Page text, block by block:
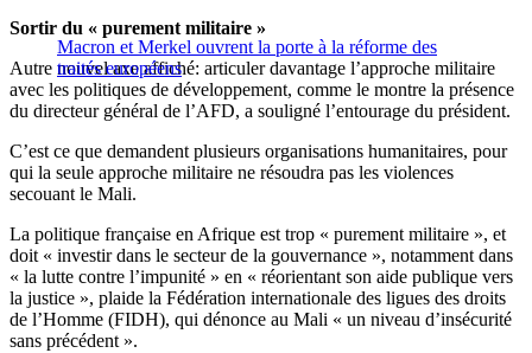
Macron et Merkel ouvrent la porte à la réforme des
traités européens
Sortir du « purement militaire »
Autre nouvel axe affiché: articuler davantage l’approche militaire
avec les politiques de développement, comme le montre la présence
du directeur général de l’AFD, a souligné l’entourage du président.
C’est ce que demandent plusieurs organisations humanitaires, pour
qui la seule approche militaire ne résoudra pas les violences
secouant le Mali.
La politique française en Afrique est trop « purement militaire », et
doit « investir dans le secteur de la gouvernance », notamment dans
« la lutte contre l’impunité » en « réorientant son aide publique vers
la justice », plaide la Fédération internationale des ligues des droits
de l’Homme (FIDH), qui dénonce au Mali « un niveau d’insécurité
sans précédent ».